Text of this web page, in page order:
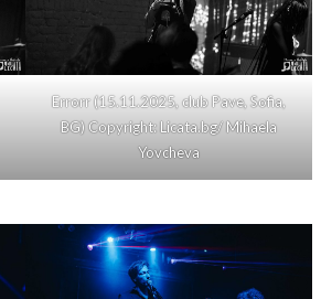
Errorr (15.11.2025, club Pave, Sofia,
BG) Copyright: Licata.bg/ Mihaela
Yovcheva